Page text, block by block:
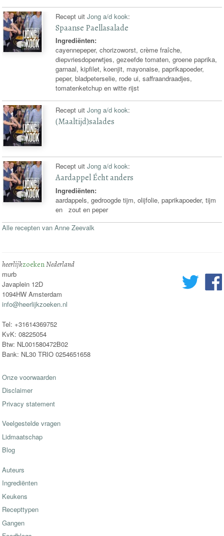
Recept uitJong a/d kook:
Spaanse Paellasalade
Ingrediënten:
cayennepeper, chorizoworst, crème fraîche,
diepvriesdoperwtjes, gezeefde tomaten, groene paprika,
garnaal, kipfilet, koenjit, mayonaise, paprikapoeder,
peper, bladpeterselie, rode ui, saffraandraadjes,
tomatenketchup en witte rijst
Recept uitJong a/d kook:
(Maaltijd)salades
Recept uitJong a/d kook:
Aardappel Écht anders
Ingrediënten:
aardappels, gedroogde tijm, olijfolie, paprikapoeder, tijm
en zout en peper
Alle recepten van Anne Zeevalk
heerlijkzoekenNederland
murb
Javaplein 12D
1094HW Amsterdam
info@heerlijkzoeken.nl
Tel: +31614369752
KvK: 08225054
Btw: NL001580472B02
Bank: NL30 TRIO 0254651658
Onze voorwaarden
Disclaimer
Privacy statement
Veelgestelde vragen
Lidmaatschap
Blog
Auteurs
Ingrediënten
Keukens
Recepttypen
Gangen